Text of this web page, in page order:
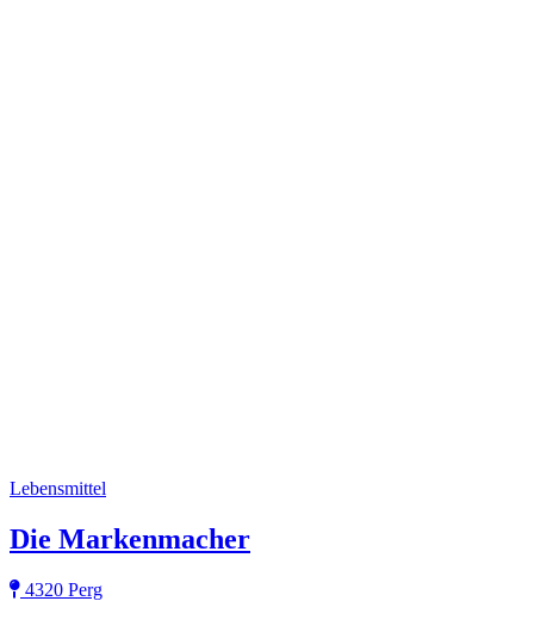
Lebensmittel
Die Markenmacher
4320 Perg